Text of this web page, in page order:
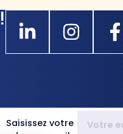
Saisissez votre